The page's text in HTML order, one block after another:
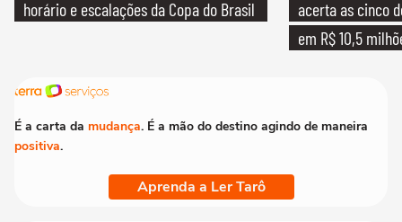
horário e escalações da Copa do Brasil
acerta as cinco
em R$ 10,5
É a carta da mudança. É a mão do destino agindo de maneira
positiva.
Aprenda a Ler Tarô